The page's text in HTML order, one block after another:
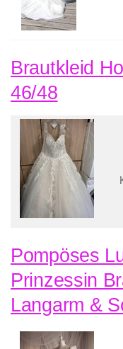
Brautkleid
46/48
Pompöses
Prinzessin
Langarm &